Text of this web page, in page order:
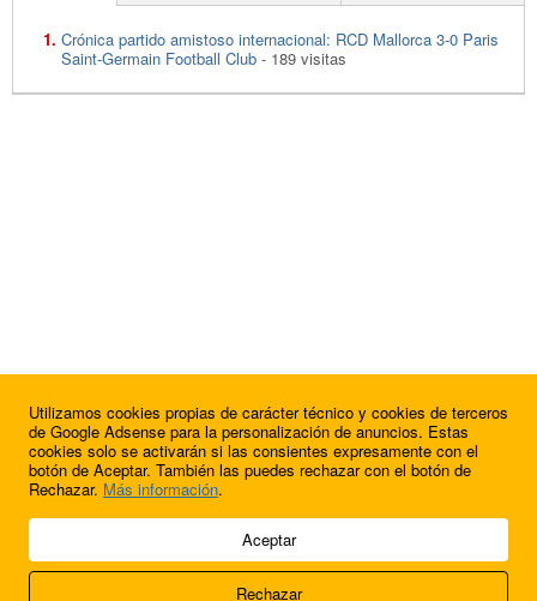
Crónica partido amistoso internacional: RCD Mallorca 3-0 Paris
Saint-Germain Football Club - 189 visitas
© 2009 - 2026 Soluciones Corporativas IP, SL.
Acerca de nosotros
Utilizamos cookies propias de carácter técnico y cookies de terceros
de Google Adsense para la personalización de anuncios. Estas
cookies solo se activarán si las consientes expresamente con el
botón de Aceptar. También las puedes rechazar con el botón de
Rechazar. Más información.
Aceptar
Rechazar